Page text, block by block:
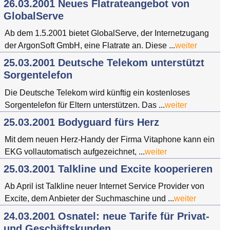
26.03.2001 Neues Flatrateangebot von
GlobalServe
Ab dem 1.5.2001 bietet GlobalServe, der Internetzugang
der ArgonSoft GmbH, eine Flatrate an. Diese ...weiter
25.03.2001 Deutsche Telekom unterstützt
Sorgentelefon
Die Deutsche Telekom wird künftig ein kostenloses
Sorgentelefon für Eltern unterstützen. Das ...weiter
25.03.2001 Bodyguard fürs Herz
Mit dem neuen Herz-Handy der Firma Vitaphone kann ein
EKG vollautomatisch aufgezeichnet, ...weiter
25.03.2001 Talkline und Excite kooperieren
Ab April ist Talkline neuer Internet Service Provider von
Excite, dem Anbieter der Suchmaschine und ...weiter
24.03.2001 Osnatel: neue Tarife für Privat-